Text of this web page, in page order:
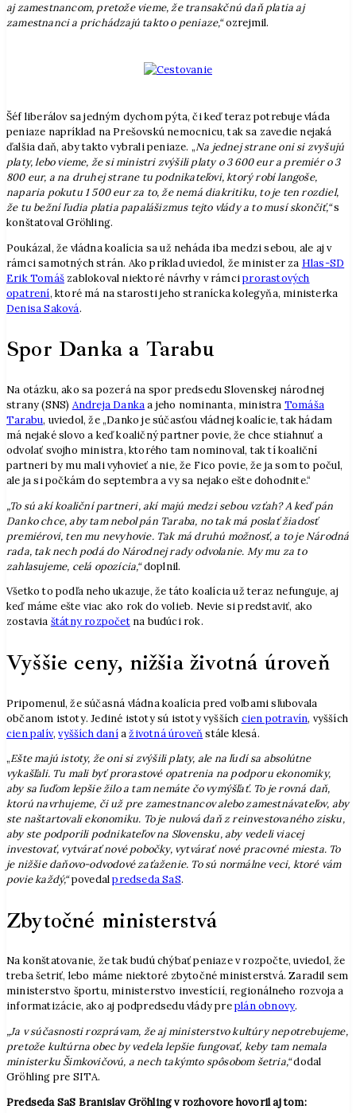
aj zamestnancom, pretože vieme, že transakčnú daň platia aj
zamestnanci a prichádzajú takto o peniaze,“ozrejmil.
Šéf liberálov sa jedným dychom pýta, či keď teraz potrebuje vláda
peniaze napríklad na Prešovskú nemocnicu, tak sa zavedie nejaká
ďalšia daň, aby takto vybrali peniaze. „Na jednej strane oni si zvyšujú
platy, lebo vieme, že si ministri zvýšili platy o 3 600 eur a premiér o 3
800 eur, a na druhej strane tu podnikateľovi, ktorý robí langoše,
naparia pokutu 1 500 eur za to, že nemá diakritiku, to je ten rozdiel,
že tu bežní ľudia platia papalášizmus tejto vlády a to musí skončiť,“s
konštatoval Gröhling.
Poukázal, že vládna koalícia sa už neháda iba medzi sebou, ale aj v
rámci samotných strán. Ako príklad uviedol, že minister za Hlas-SD
Erik Tomáš zablokoval niektoré návrhy v rámciprorastových
opatrení, ktoré má na starosti jeho stranícka kolegyňa, ministerka
Denisa Saková.
Spor Danka a Tarabu
Na otázku, ako sa pozerá na spor predsedu Slovenskej národnej
strany (SNS) Andreja Dankaa jeho nominanta, ministra Tomáša
Tarabu, uviedol, že „Danko je súčasťou vládnej koalície, tak hádam
má nejaké slovo a keď koaličný partner povie, že chce stiahnuť a
odvolať svojho ministra, ktorého tam nominoval, tak tí koaliční
partneri by mu mali vyhovieť a nie, že Fico povie, že ja som to počul,
ale ja si počkám do septembra a vy sa nejako ešte dohodnite.“
„To sú akí koaliční partneri, akí majú medzi sebou vzťah? A keď pán
Danko chce, aby tam nebol pán Taraba, no tak má poslať žiadosť
premiérovi, ten mu nevyhovie. Tak má druhú možnosť, a to je Národná
rada, tak nech podá do Národnej rady odvolanie. My mu za to
zahlasujeme, celá opozícia,“doplnil.
Všetko to podľa neho ukazuje, že táto koalícia už teraz nefunguje, aj
keď máme ešte viac ako rok do volieb. Nevie si predstaviť, ako
zostavia štátny rozpočetna budúci rok.
Vyššie ceny, nižšia životná úroveň
Pripomenul, že súčasná vládna koalícia pred voľbami sľubovala
občanom istoty. Jediné istoty sú istoty vyšších cien potravín, vyšších
cien palív,vyšších daníaživotná úroveňstále klesá.
„Ešte majú istoty, že oni si zvýšili platy, ale na ľudí sa absolútne
vykašľali. Tu mali byť prorastové opatrenia na podporu ekonomiky,
aby sa ľuďom lepšie žilo a tam nemáte čo vymýšľať. To je rovná daň,
ktorú navrhujeme, či už pre zamestnancov alebo zamestnávateľov, aby
ste naštartovali ekonomiku. To je nulová daň z reinvestovaného zisku,
aby ste podporili podnikateľov na Slovensku, aby vedeli viacej
investovať, vytvárať nové pobočky, vytvárať nové pracovné miesta. To
je nižšie daňovo-odvodové zaťaženie. To sú normálne veci, ktoré vám
povie každý,“povedalpredseda SaS.
Zbytočné ministerstvá
Na konštatovanie, že tak budú chýbať peniaze v rozpočte, uviedol, že
treba šetriť, lebo máme niektoré zbytočné ministerstvá. Zaradil sem
ministerstvo športu, ministerstvo investícií, regionálneho rozvoja a
informatizácie, ako aj podpredsedu vlády preplán obnovy.
„Ja v súčasnosti rozprávam, že aj ministerstvo kultúry nepotrebujeme,
pretože kultúrna obec by vedela lepšie fungovať, keby tam nemala
ministerku Šimkovičovú, a nech takýmto spôsobom šetria,“dodal
Gröhling pre SITA.
Predseda SaS Branislav Gröhling v rozhovore hovoril aj tom: